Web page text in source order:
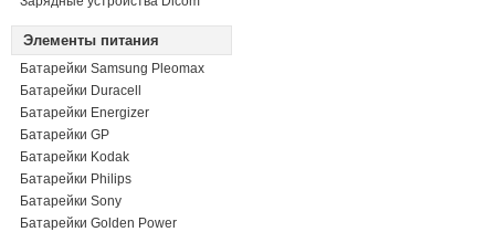
Элементы питания
Батарейки Samsung Pleomax
Батарейки Duracell
Батарейки Energizer
Батарейки GP
Батарейки Kodak
Батарейки Philips
Батарейки Sony
Батарейки Golden Power